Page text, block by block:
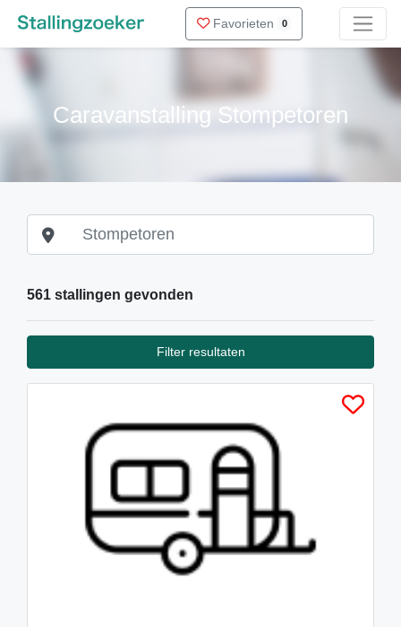
Favorieten 0
Caravanstalling Stompetoren
561 stallingen gevonden
Filter resultaten